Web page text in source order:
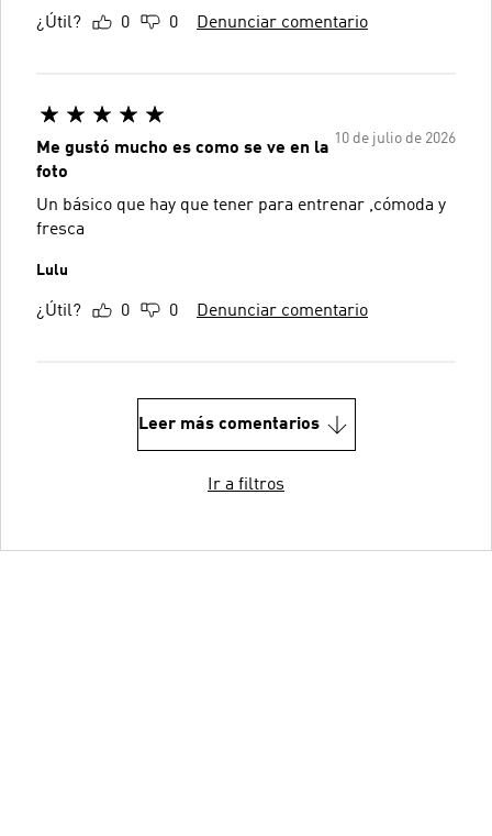
¿Útil? 0 0 Denunciar comentario
10 de julio de 2026
Me gustó mucho es como se ve en la
foto
Un básico que hay que tener para entrenar ,cómoda y
fresca
Lulu
¿Útil? 0 0 Denunciar comentario
Leer más comentarios
Ir a filtros